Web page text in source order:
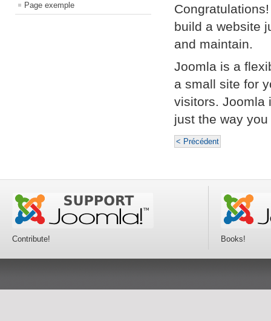
Page exemple
build a website
and maintain.
Joomla is a
a small site for
visitors. Joomla
just the way
< Précédent
Contribute! Books!